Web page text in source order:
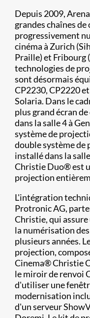
Depuis 2009,
grandes chaînes de
progressivement
cinéma à Zurich
Praille) et Fribourg
technologies de
sont désormais
CP2230, CP2220
Solaria. Dans le
plus grand écran
dans la salle 4 à
système de
double système
installé dans la
Christie Duo® est
projection
L'intégration
Protronic AG,
Christie, qui
la numérisation
plusieurs années.
projection,
Cinema® Christie
le miroir de renvoi
d'utiliser une
modernisation
d'un serveur